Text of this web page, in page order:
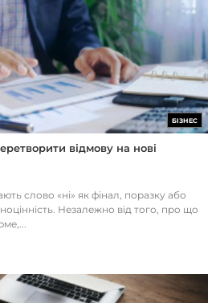
БІЗНЕС
відмову на нові
слово «ні» як фінал, поразку або
Незалежно від того, про що